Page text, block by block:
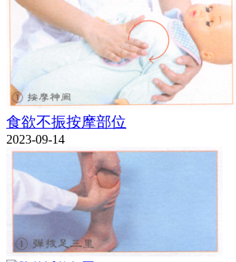
食欲不振按摩部位
2023-09-14